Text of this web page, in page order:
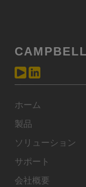
ホーム
製品
ソリューション
サポート
会社概要